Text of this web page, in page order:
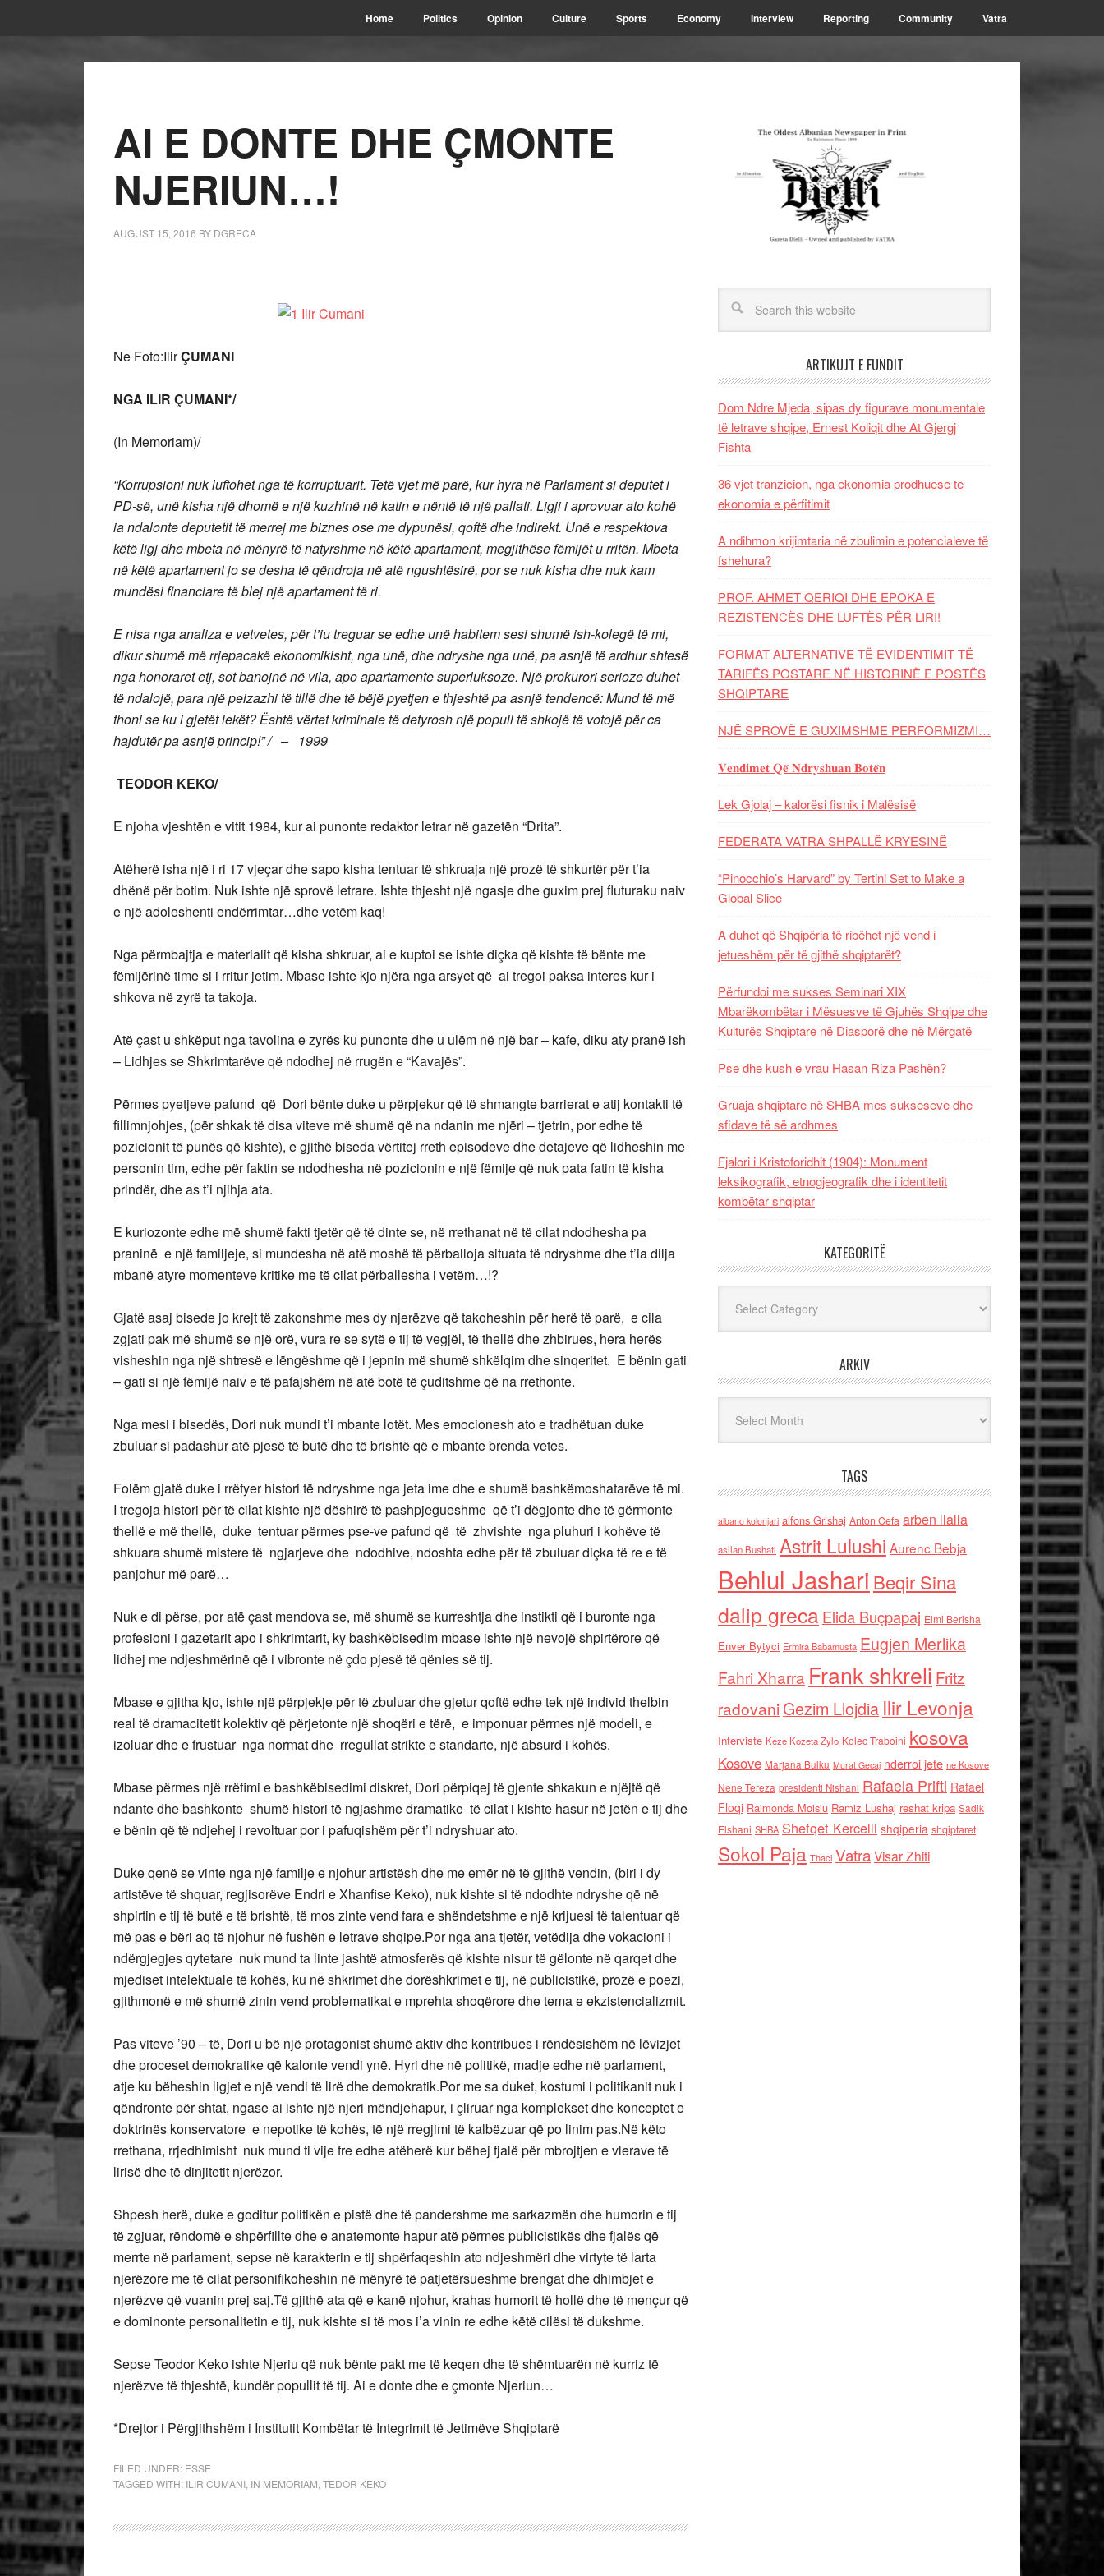
Home Politics Opinion Culture Sports Economy Interview Reporting Community Vatra
AI E DONTE DHE ÇMONTE
NJERIUN…!
AUGUST 15, 2016 BY DGRECA
Ne Foto:IlirÇUMANI
NGA ILIR ÇUMANI*/
(In Memoriam)/
“Korrupsioni nuk luftohet nga të korruptuarit. Tetë vjet më parë, kur hyra në Parlament si deputet i
PD-së, unë kisha një dhomë e një kuzhinë në katin e nëntë të një pallati. Ligji i aprovuar ato kohë
ia ndalonte deputetit të merrej me biznes ose me dypunësi, qoftë dhe indirekt. Unë e respektova
këtë ligj dhe mbeta në mënyrë të natyrshme në këtë apartament, megjithëse fëmijët u rritën. Mbeta
në këtë apartament jo se desha të qëndroja në atë ngushtësirë, por se nuk kisha dhe nuk kam
mundësi financiare të blej një apartament të ri.
E nisa nga analiza e vetvetes, për t’iu treguar se edhe unë habitem sesi shumë ish-kolegë të mi,
dikur shumë më rrjepacakë ekonomikisht, nga unë, dhe ndryshe nga unë, pa asnjë të ardhur shtesë
nga honoraret etj, sot banojnë në vila, apo apartamente superluksoze. Një prokurori serioze duhet
të ndalojë, para një peizazhi të tillë dhe të bëjë pyetjen e thjeshtë pa asnjë tendencë: Mund të më
thoni se ku i gjetët lekët? Është vërtet kriminale të detyrosh një popull të shkojë të votojë për ca
hajdutër pa asnjë princip!” / – 1999
TEODOR KEKO/
E njoha vjeshtën e vitit 1984, kur ai punonte redaktor letrar në gazetën “Drita”.
Atëherë isha një i ri 17 vjeçar dhe sapo kisha tentuar të shkruaja një prozë të shkurtër për t’ia
dhënë për botim. Nuk ishte një sprovë letrare. Ishte thjesht një ngasje dhe guxim prej fluturaku naiv
e një adoleshenti endërrimtar…dhe vetëm kaq!
Nga përmbajtja e materialit që kisha shkruar, ai e kuptoi se ishte diçka që kishte të bënte me
fëmijërinë time si i rritur jetim. Mbase ishte kjo njëra nga arsyet që ai tregoi paksa interes kur i
shkova në zyrë ta takoja.
Atë çast u shkëput nga tavolina e zyrës ku punonte dhe u ulëm në një bar – kafe, diku aty pranë ish
– Lidhjes se Shkrimtarëve që ndodhej në rrugën e “Kavajës”.
Përmes pyetjeve pafund që Dori bënte duke u përpjekur që të shmangte barrierat e atij kontakti të
fillimnjohjes, (për shkak të disa viteve më shumë që na ndanin me njëri – tjetrin, por edhe të
pozicionit të punës që kishte), e gjithë biseda vërtitej rreth episodeve dhe detajeve që lidheshin me
personin tim, edhe për faktin se ndodhesha në pozicionin e një fëmije që nuk pata fatin të kisha
prindër, dhe as t’i njihja ata.
E kuriozonte edhe më shumë fakti tjetër që të dinte se, në rrethanat në të cilat ndodhesha pa
praninë e një familjeje, si mundesha në atë moshë të përballoja situata të ndryshme dhe t’ia dilja
mbanë atyre momenteve kritike me të cilat përballesha i vetëm…!?
Gjatë asaj bisede jo krejt të zakonshme mes dy njerëzve që takoheshin për herë të parë, e cila
zgjati pak më shumë se një orë, vura re se sytë e tij të vegjël, të thellë dhe zhbirues, hera herës
visheshin nga një shtresë e lëngëshme që i jepnin më shumë shkëlqim dhe sinqeritet. E bënin gati
– gati si një fëmijë naiv e të pafajshëm në atë botë të çuditshme që na rrethonte.
Nga mesi i bisedës, Dori nuk mundi t’i mbante lotët. Mes emocionesh ato e tradhëtuan duke
zbuluar si padashur atë pjesë të butë dhe të brishtë që e mbante brenda vetes.
Folëm gjatë duke i rrëfyer histori të ndryshme nga jeta ime dhe e shumë bashkëmoshatarëve të mi.
I tregoja histori për të cilat kishte një dëshirë të pashpjegueshme që t’i dëgjonte dhe të gërmonte
thellë e më thellë, duke tentuar përmes pse-ve pafund që të zhvishte nga pluhuri i kohëve të
shkuara shumë mistere të ngjarjeve dhe ndodhive, ndoshta edhe për të zbuluar diçka të re e të
panjohur më parë…
Nuk e di përse, por atë çast mendova se, më shumë se kurreshtja dhe instikti që i buronte nga
profesioni i gazetarit apo i shkrimtarit, ky bashkëbisedim mbase ishte një nevojë shpirtërore që
lidhej me ndjeshmërinë që i vibronte në çdo pjesë të qënies së tij.
Mbase e gjitha kjo, ishte një përpjekje për të zbuluar dhe gjetur qoftë edhe tek një individ thelbin
real të dramacitetit kolektiv që përjetonte një shoqëri e tërë, e imponuar përmes një modeli, e
izoluar dhe e frustuar nga normat dhe rregullat strikte e standarte, një absurd i kohës.
Mbase përmes një rrëfimi e bashkëbisedimi diskret, Dori përpiqej të gjente shkakun e njëjtë që
ndante dhe bashkonte shumë histori të ngjashme dramatike të cilat i kishte hasur në jetën e tij dhe
e bënin që të ndjehej i revoltuar por i pafuqishëm për t’i ndryshuar ato.
Duke qenë se vinte nga një familje e njohur artistësh dhe me emër në të gjithë vendin, (biri i dy
artistëve të shquar, regjisorëve Endri e Xhanfise Keko), nuk kishte si të ndodhte ndryshe që në
shpirtin e tij të butë e të brishtë, të mos zinte vend fara e shëndetshme e një krijuesi të talentuar që
më pas e bëri aq të njohur në fushën e letrave shqipe.Por nga ana tjetër, vetëdija dhe vokacioni i
ndërgjegjes qytetare nuk mund ta linte jashtë atmosferës që kishte nisur të gëlonte në qarqet dhe
mjediset intelektuale të kohës, ku në shkrimet dhe dorëshkrimet e tij, në publicistikë, prozë e poezi,
gjithmonë e më shumë zinin vend problematikat e mprehta shoqërore dhe tema e ekzistencializmit.
Pas viteve ’90 – të, Dori u bë një protagonist shumë aktiv dhe kontribues i rëndësishëm në lëvizjet
dhe proceset demokratike që kalonte vendi ynë. Hyri dhe në politikë, madje edhe në parlament,
atje ku bëheshin ligjet e një vendi të lirë dhe demokratik.Por me sa duket, kostumi i politikanit nuk i
qëndronte për shtat, ngase ai ishte një njeri mëndjehapur, i çliruar nga komplekset dhe konceptet e
doktrinës konservatore e nepotike të kohës, të një rregjimi të kalbëzuar që po linim pas.Në këto
rrethana, rrjedhimisht nuk mund ti vije fre edhe atëherë kur bëhej fjalë për mbrojtjen e vlerave të
lirisë dhe të dinjitetit njerëzor.
Shpesh herë, duke e goditur politikën e pistë dhe të pandershme me sarkazmën dhe humorin e tij
të zgjuar, rëndomë e shpërfillte dhe e anatemonte hapur atë përmes publicistikës dhe fjalës që
merrte në parlament, sepse në karakterin e tij shpërfaqeshin ato ndjeshmëri dhe virtyte të larta
njerëzore me të cilat personifikoheshin në mënyrë të patjetërsueshme brengat dhe dhimbjet e
njerëzve që vuanin prej saj.Të gjithë ata që e kanë njohur, krahas humorit të hollë dhe të mençur që
e dominonte personalitetin e tij, nuk kishte si të mos i’a vinin re edhe këtë cilësi të dukshme.
Sepse Teodor Keko ishte Njeriu që nuk bënte pakt me të keqen dhe të shëmtuarën në kurriz të
njerëzve të thjeshtë, kundër popullit të tij. Ai e donte dhe e çmonte Njeriun…
*Drejtor i Përgjithshëm i Institutit Kombëtar të Integrimit të Jetimëve Shqiptarë
FILED UNDER: ESSE
TAGGED WITH: ILIR CUMANI IN MEMORIAM TEDOR KEKO
ARTIKUJT E FUNDIT
Dom Ndre Mjeda, sipas dy figurave monumentale
të letrave shqipe, Ernest Koliqit dhe At Gjergj
Fishta
36 vjet tranzicion, nga ekonomia prodhuese te
ekonomia e përfitimit
A ndihmon krijimtaria në zbulimin e potencialeve të
fshehura?
PROF. AHMET QERIQI DHE EPOKA E
REZISTENCЁS DHE LUFTЁS PЁR LIRI!
FORMAT ALTERNATIVE TË EVIDENTIMIT TË
TARIFËS POSTARE NË HISTORINË E POSTËS
SHQIPTARE
NJË SPROVË E GUXIMSHME PERFORMIZMI…
𝐕𝐞𝐧𝐝𝐢𝐦𝐞𝐭 𝐐𝐞̈ 𝐍𝐝𝐫𝐲𝐬𝐡𝐮𝐚𝐧 𝐁𝐨𝐭𝐞̈𝐧
Lek Gjolaj – kalorësi fisnik i Malësisë
FEDERATA VATRA SHPALLË KRYESINË
“Pinocchio’s Harvard” by Tertini Set to Make a
Global Slice
A duhet që Shqipëria të ribëhet një vend i
jetueshëm për të gjithë shqiptarët?
Përfundoi me sukses Seminari XIX
Mbarëkombëtar i Mësuesve të Gjuhës Shqipe dhe
Kulturës Shqiptare në Diasporë dhe në Mërgatë
Pse dhe kush e vrau Hasan Riza Pashën?
Gruaja shqiptare në SHBA mes sukseseve dhe
sfidave të së ardhmes
Fjalori i Kristoforidhit (1904): Monument
leksikografik, etnogjeografik dhe i identitetit
kombëtar shqiptar
KATEGORITË
ARKIV
TAGS
albano kolonjari alfons Grishaj Anton Cefa arben llalla
asllan Bushati Astrit Lulushi Aurenc Bebja
Behlul Jashari Beqir Sina
dalip grecaElida Buçpapaj Elmi Berisha
Enver Bytyci Ermira Babamusta Eugjen Merlika
Fahri Xharra Frank shkreli Fritz
radovaniGezim Llojdia Ilir Levonja
Interviste Keze Kozeta Zylo Kolec Traboini kosova
Kosove Marjana Bulku Murat Gecaj nderroi jete ne Kosove
Nene Tereza presidenti Nishani Rafaela Prifti Rafael
Floqi Raimonda Moisiu Ramiz Lushaj reshat kripa Sadik
Elshani SHBA Shefqet Kercelli shqiperia shqiptaret
Sokol Paja Thaci VatraVisar Zhiti